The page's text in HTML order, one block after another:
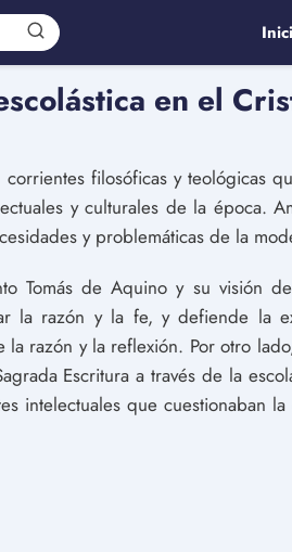
en el
filosóficas y teológicas
y culturales de la época.
y problemáticas de la
Tomás de Aquino y su visión
la razón y la fe, y defiende la
razón y la reflexión. Por otro
Escritura a través de la
intelectuales que cuestionaban